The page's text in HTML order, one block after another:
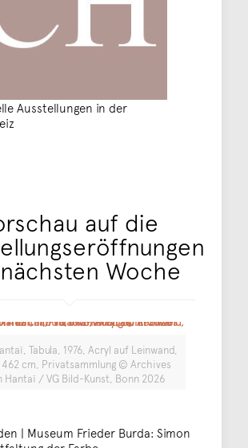
Ausstellungen in der
auf die
Woche
Tabula, 1976, Acryl auf Leinwand,
462 cm, Privatsammlung © Archives
Hantaï / VG Bild-Kunst, Bonn 2026
| Museum Frieder Burda: Simon